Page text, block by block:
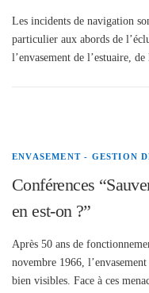
Les incidents de navigation
particulier aux abords de
l’envasement de l’estuaire,
ENVASEMENT - GESTION
Conférences
en est-on ?”
Après 50 ans de
novembre 1966,
bien visibles. Face à ces